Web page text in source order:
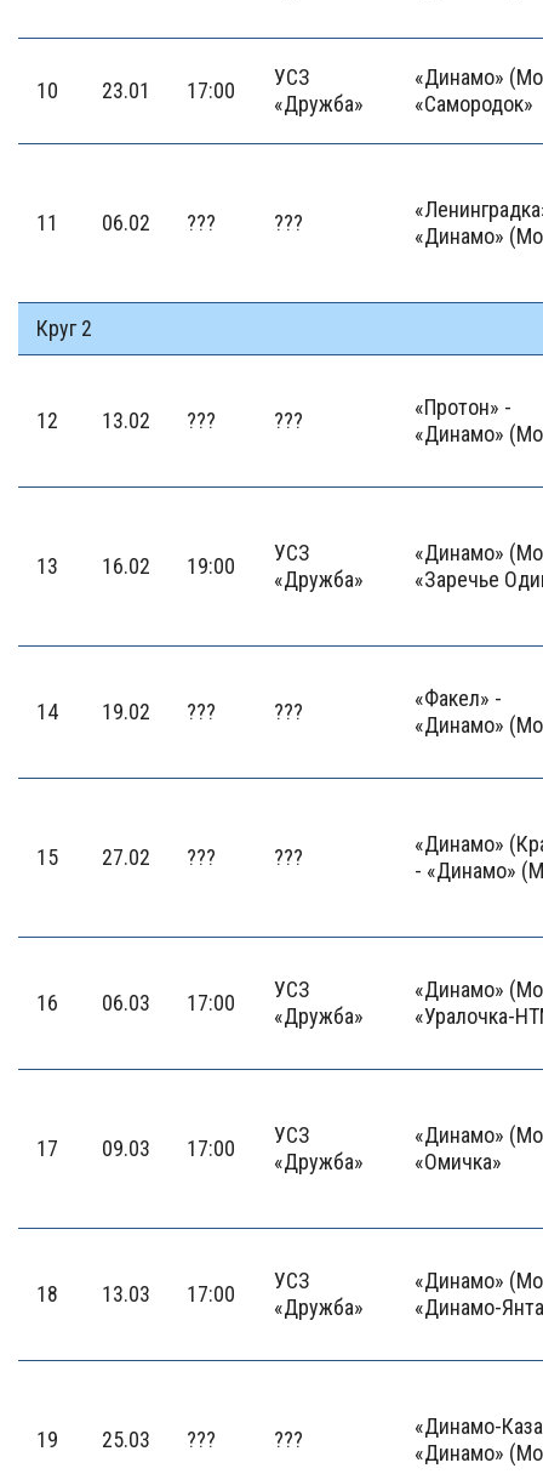
10 23.01 17:00
УСЗ
«Дружба»
«Динамо»
«Самородок»
11 06.02 ??? ???
«Динамо»
Круг 2
12 13.02 ??? ???
«Протон» -
«Динамо»
13 16.02 19:00
УСЗ
«Дружба»
«Динамо»
«Заречье
14 19.02 ??? ???
«Факел» -
«Динамо»
15 27.02 ??? ???
«Динамо»
- «Динамо»
16 06.03 17:00
УСЗ
«Дружба»
«Динамо»
«Уралочка-
17 09.03 17:00
УСЗ
«Дружба»
«Динамо»
«Омичка»
18 13.03 17:00
УСЗ
«Дружба»
«Динамо»
«Динамо-
19 25.03 ??? ???
«Динамо-
«Динамо»